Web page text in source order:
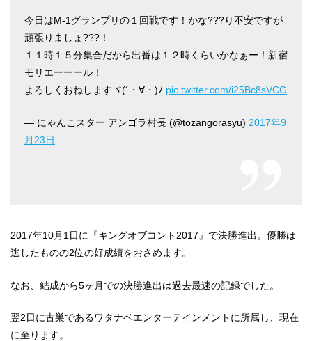
今日はM-1グランプリの１回戦です！かな???り不安ですが
頑張りましょ???！
１１時１５分集合だから出番は１２時くらいかなぁー！新宿
モリエーーール！
よろしくおねしますヾ(´・∀・)ﾉ pic.twitter.com/i25Bc8sVCG
— にゃんこスター アンゴラ村長 (@tozangorasyu) 2017年9
月23日
2017年10月1日に『キングオブコント2017』で決勝進出。優勝は
逃したものの2位の好成績をおさめます。
なお、結成から5ヶ月での決勝進出は過去最速の記録でした。
翌2日に古巣であるワタナベエンターテインメントに所属し、現在
に至ります。